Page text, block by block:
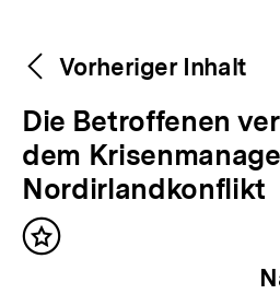
Weitere
Inhalte
Content-
Navigation
Vorheriger Inhalt
V
o
r
h
e
Die Betroffenen
dem
Nordirlandkonflikt
Inhalt